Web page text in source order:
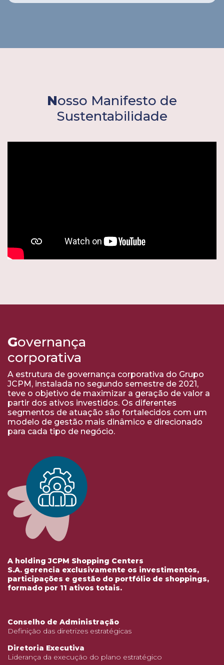
Nosso Manifesto de
Sustentabilidade
Governança
corporativa
A estrutura de governança corporativa do Grupo
JCPM, instalada no segundo semestre de 2021,
teve o objetivo de maximizar a geração de valor a
partir dos ativos investidos. Os diferentes
segmentos de atuação são fortalecidos com um
modelo de gestão mais dinâmico e direcionado
para cada tipo de negócio.
A holding JCPM Shopping Centers
S.A. gerencia exclusivamente os investimentos,
participações e gestão do portfólio de shoppings,
formado por 11 ativos totais.
Conselho de Administração
Definição das diretrizes estratégicas
Diretoria Executiva
Liderança da execução do plano estratégico